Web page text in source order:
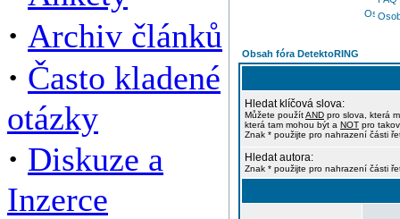
· Archiv článků
· Často kladené
otázky
· Diskuze a
Inzerce
Obsah fóra DetektoRING
Hledat klíčová slova:
Můžete použítAND pro slova, která
která tam mohou být a NOT pro
Znak * použijte pro nahrazení části
Hledat autora:
Znak * použijte pro nahrazení části